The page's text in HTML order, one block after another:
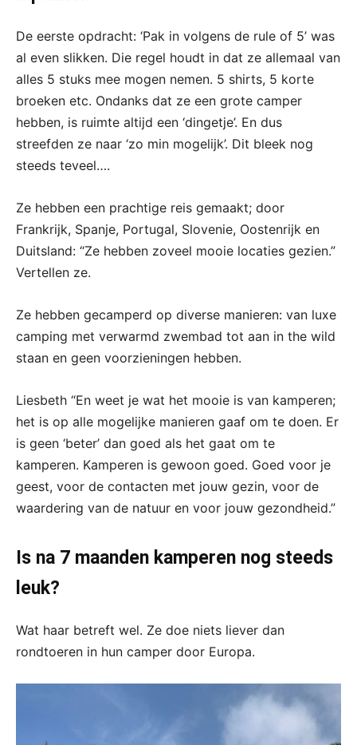
De eerste opdracht: ‘Pak in volgens de rule of 5’ was
al even slikken. Die regel houdt in dat ze allemaal van
alles 5 stuks mee mogen nemen. 5 shirts, 5 korte
broeken etc. Ondanks dat ze een grote camper
hebben, is ruimte altijd een ‘dingetje’. En dus
streefden ze naar ‘zo min mogelijk’. Dit bleek nog
steeds teveel….
Ze hebben een prachtige reis gemaakt; door
Frankrijk, Spanje, Portugal, Slovenie, Oostenrijk en
Duitsland: “Ze hebben zoveel mooie locaties gezien.”
Vertellen ze.
Ze hebben gecamperd op diverse manieren: van luxe
camping met verwarmd zwembad tot aan in the wild
staan en geen voorzieningen hebben.
Liesbeth “En weet je wat het mooie is van kamperen;
het is op alle mogelijke manieren gaaf om te doen. Er
is geen ‘beter’ dan goed als het gaat om te
kamperen. Kamperen is gewoon goed. Goed voor je
geest, voor de contacten met jouw gezin, voor de
waardering van de natuur en voor jouw gezondheid.”
Is na 7 maanden kamperen nog steeds
leuk?
Wat haar betreft wel. Ze doe niets liever dan
rondtoeren in hun camper door Europa.